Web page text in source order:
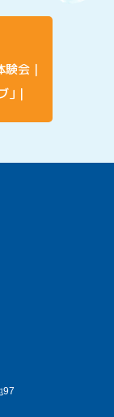
験会
」
97